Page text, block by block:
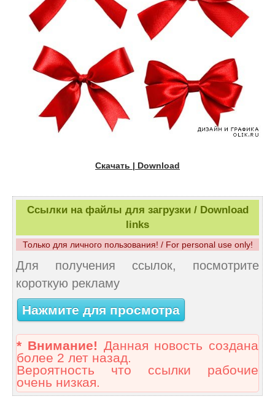
Скачать | Download
Ссылки на файлы для загрузки / Download
links
Только для личного пользования! / For personal use only!
Для получения ссылок, посмотрите
короткую рекламу
Нажмите для просмотра
* Внимание! Данная новость создана
более 2 лет назад.
Вероятность что ссылки рабочие
очень низкая.